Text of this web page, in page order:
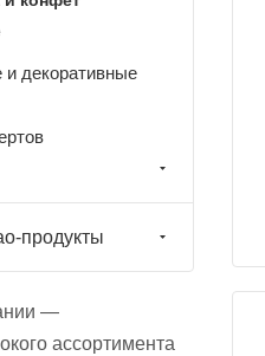
декоративные
продукты
—
ассортимента